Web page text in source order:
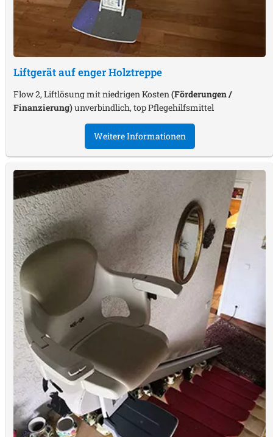
Liftgerät auf enger Holztreppe
Flow 2, Liftlösung mit niedrigen Kosten (Förderungen /
Finanzierung)unverbindlich, top Pflegehilfsmittel
Weitere Informationen